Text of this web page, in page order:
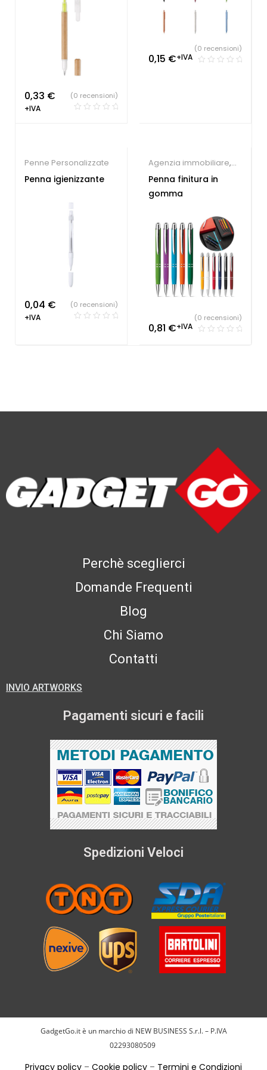
dentistico,Penne
0,33 €
+IVA
(0 recensioni)
Studio dentistico
Penne
Personalizzate
0,15 €+IVA
(0 recensioni)
Penne Personalizzate
Penna igienizzante
0,04 €
+IVA
(0 recensioni)
Agenzia immobiliare,
Concessionari auto e
Hotel
Società Sportive,Studio
dentistico,Penne
Personalizzate
Penna finitura in
gomma
0,81 €+IVA
(0 recensioni)
Perchè sceglierci
Domande Frequenti
Blog
Chi Siamo
Contatti
INVIO ARTWORKS
Pagamenti sicuri e facili
Spedizioni Veloci
GadgetGo.it è un marchio di NEW BUSINESS S.r.l. – P.IVA
02293080509
Privacy policy – Cookie policy – Termini e Condizioni